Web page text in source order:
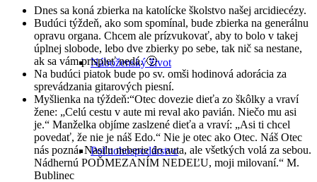
Náboženský život
Poľnohospodárstvo
Dnes sa koná zbierka na katolícke školstvo našej arcidiecézy.
Budúci týždeň, ako som spomínal, bude zbierka na generálnu
opravu organa. Chcem ale prízvukovať, aby to bolo v takej
úplnej slobode, lebo dve zbierky po sebe, tak nič sa nestane,
ak sa vám prispieť nedá. 🙂
Na budúci piatok bude po sv. omši hodinová adorácia za
sprevádzania gitarových piesní.
Myšlienka na týždeň:“Otec dovezie dieťa zo škôlky a vraví
žene: „Celú cestu v aute mi reval ako pavián. Niečo mu asi
je.“ Manželka objíme zaslzené dieťa a vraví: „Asi ti chcel
povedať, že nie je náš Edo.“ Nie je otec ako Otec. Náš Otec
nás pozná. Nasilu neberie do auta, ale všetkých volá za sebou.
Nádhernú POĎMEZANÍM NEDEĽU, moji milovaní.“ M.
Bublinec